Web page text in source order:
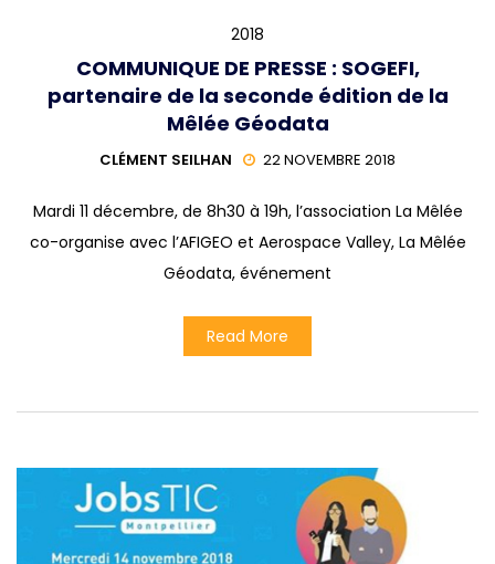
2018
COMMUNIQUE DE PRESSE : SOGEFI,
partenaire de la seconde édition de la
Mêlée Géodata
CLÉMENT SEILHAN 22 NOVEMBRE 2018
Mardi 11 décembre, de 8h30 à 19h, l’association La Mêlée
co-organise avec l’AFIGEO et Aerospace Valley, La Mêlée
Géodata, événement
Read More